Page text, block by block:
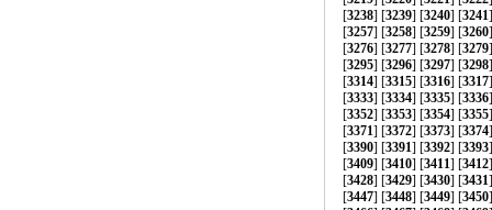
[3238] [3239] [3240] [3241
[3257] [3258] [3259] [3260
[3276] [3277] [3278] [3279
[3295] [3296] [3297] [3298
[3314] [3315] [3316] [3317
[3333] [3334] [3335] [3336
[3352] [3353] [3354] [3355
[3371] [3372] [3373] [3374
[3390] [3391] [3392] [3393
[3409] [3410] [3411] [3412
[3428] [3429] [3430] [3431
[3447] [3448] [3449] [3450